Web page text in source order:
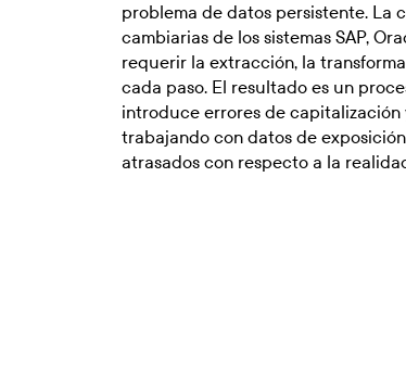
problema de datos persistente. La
cambiarias de los sistemas SAP,
requerir la extracción, la
cada paso. El resultado es un
introduce errores de capitalización
trabajando con datos de
atrasados con respecto a la